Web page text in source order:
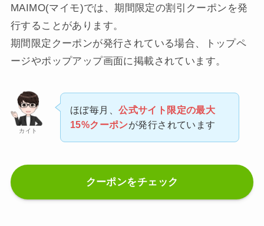
MAIMO(マイモ)では、期間限定の割引クーポンを発
行することがあります。
期間限定クーポンが発行されている場合、トップペ
ージやポップアップ画面に掲載されています。
カイト
ほぼ毎月、公式サイト限定の最大
15%クーポンが発行されています
クーポンをチェック